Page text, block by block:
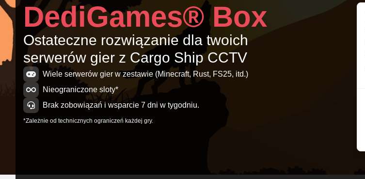
DediGames® Box
Ostateczne rozwiązanie dla twoich
serwerów gier z Cargo Ship CCTV
Wiele serwerów gier w zestawie (Minecraft, Rust, FS25, itd.)
Nieograniczone sloty*
Brak zobowiązań i wsparcie 7 dni w tygodniu.
*Zależnie od technicznych ograniczeń każdej gry.